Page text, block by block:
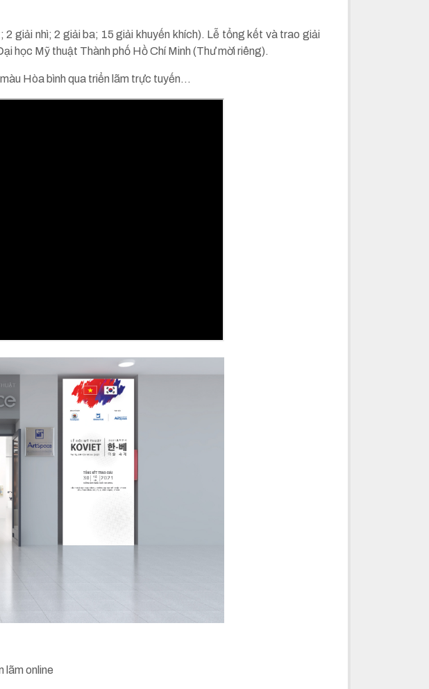
giải nhì; 2 giải ba; 15 giải khuyến khích). Lễ tổng kết và trao giải
học Mỹ thuật Thành phố Hồ Chí Minh (Thư mời riêng).
Hòa bình qua triển lãm trực tuyến…
lãm online